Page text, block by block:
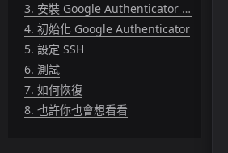
3. 安裝 Google Authenticator PAM module
4. 初始化 Google Authenticator
5. 設定 SSH
6. 測試
7. 如何恢復
8. 也許你也會想看看